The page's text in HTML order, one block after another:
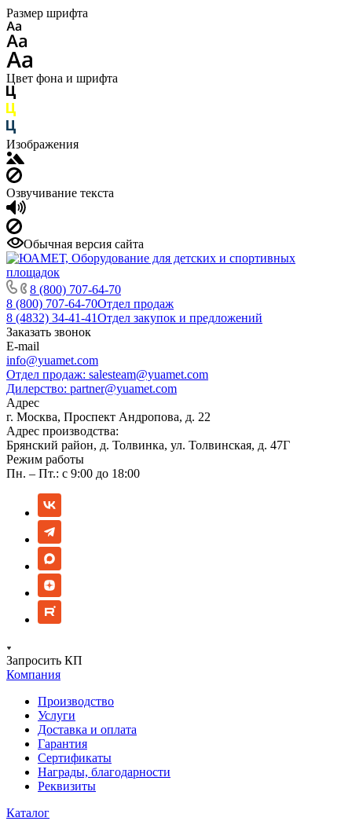
Размер шрифта
Цвет фона и шрифта
Изображения
Озвучивание текста
Обычная версия сайта
8 (800) 707-64-70
8 (800) 707-64-70Отдел продаж
8 (4832) 34-41-41Отдел закупок и предложений
Заказать звонок
E-mail
info@yuamet.com
Отдел продаж: salesteam@yuamet.com
Дилерство: partner@yuamet.com
Адрес
г. Москва, Проспект Андропова, д. 22
Адрес производства:
Брянский район, д. Толвинка, ул. Толвинская, д. 47Г
Режим работы
Пн. – Пт.: с 9:00 до 18:00
Запросить КП
Компания
Производство
Услуги
Доставка и оплата
Гарантия
Сертификаты
Награды, благодарности
Реквизиты
Каталог